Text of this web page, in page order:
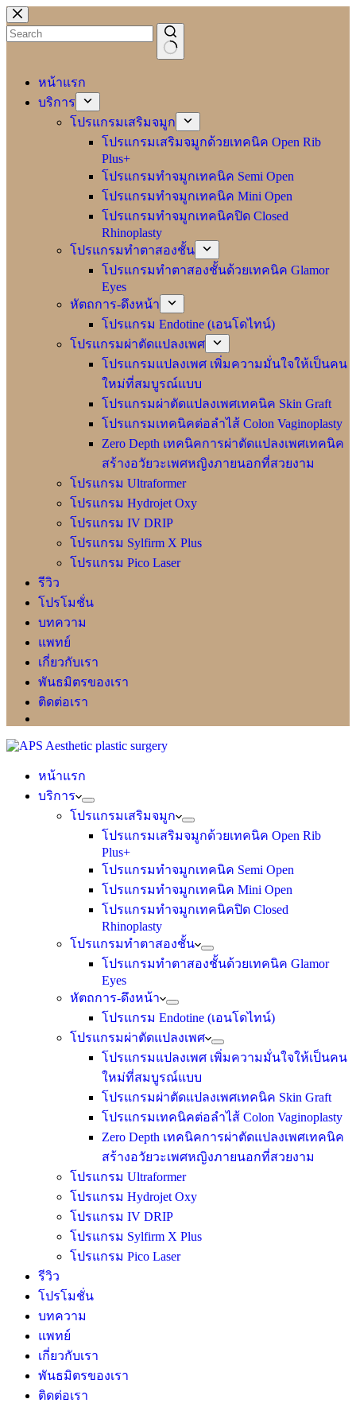
Skip
to
content
results หน้าแรก
บริการ
โปรแกรมเสริมจมูก
โปรแกรมเสริมจมูกด้วยเทคนิค Open Rib
Plus+
โปรแกรมทำจมูกเทคนิค Semi Open
โปรแกรมทำจมูกเทคนิค Mini Open
โปรแกรมทำจมูกเทคนิคปิด Closed
Rhinoplasty
โปรแกรมทำตาสองชั้น
โปรแกรมทำตาสองชั้นด้วยเทคนิค Glamor
Eyes
หัตถการ-ดึงหน้า
โปรแกรม Endotine (เอนโดไทน์)
โปรแกรมผ่าตัดแปลงเพศ
โปรแกรมแปลงเพศ เพิ่มความมั่นใจให้เป็นคน
ใหม่ที่สมบูรณ์แบบ
โปรแกรมผ่าตัดแปลงเพศเทคนิค Skin Graft
โปรแกรมเทคนิคต่อลำไส้ Colon Vaginoplasty
Zero Depth เทคนิคการผ่าตัดแปลงเพศเทคนิค
สร้างอวัยวะเพศหญิงภายนอกที่สวยงาม
โปรแกรม Ultraformer
โปรแกรม Hydrojet Oxy
โปรแกรม IV DRIP
โปรแกรม Sylfirm X Plus
โปรแกรม Pico Laser
รีวิว
โปรโมชั่น
บทความ
แพทย์
เกี่ยวกับเรา
พันธมิตรของเรา
ติดต่อเรา
หน้าแรก
บริการ
โปรแกรมเสริมจมูก
โปรแกรมเสริมจมูกด้วยเทคนิค Open Rib
Plus+
โปรแกรมทำจมูกเทคนิค Semi Open
โปรแกรมทำจมูกเทคนิค Mini Open
โปรแกรมทำจมูกเทคนิคปิด Closed
Rhinoplasty
โปรแกรมทำตาสองชั้น
โปรแกรมทำตาสองชั้นด้วยเทคนิค Glamor
Eyes
หัตถการ-ดึงหน้า
โปรแกรม Endotine (เอนโดไทน์)
โปรแกรมผ่าตัดแปลงเพศ
โปรแกรมแปลงเพศ เพิ่มความมั่นใจให้เป็นคน
ใหม่ที่สมบูรณ์แบบ
โปรแกรมผ่าตัดแปลงเพศเทคนิค Skin Graft
โปรแกรมเทคนิคต่อลำไส้ Colon Vaginoplasty
Zero Depth เทคนิคการผ่าตัดแปลงเพศเทคนิค
สร้างอวัยวะเพศหญิงภายนอกที่สวยงาม
โปรแกรม Ultraformer
โปรแกรม Hydrojet Oxy
โปรแกรม IV DRIP
โปรแกรม Sylfirm X Plus
โปรแกรม Pico Laser
รีวิว
โปรโมชั่น
บทความ
แพทย์
เกี่ยวกับเรา
พันธมิตรของเรา
ติดต่อเรา